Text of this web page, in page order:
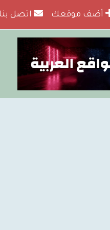
أضف موقعك اتصل بنا